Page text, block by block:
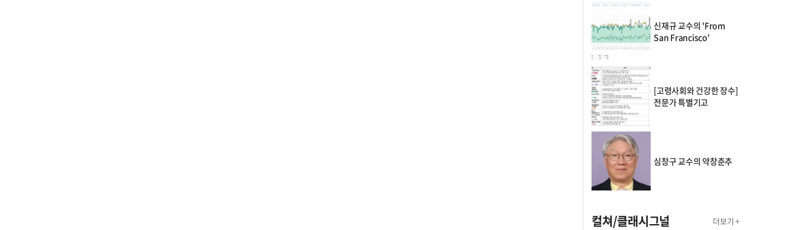
신재규 교수의 'From
San Francisco'
[고령사회와 건강한 장수]
전문가 특별기고
심창구 교수의 약창춘추
컬쳐/클래시그널 더보기 +